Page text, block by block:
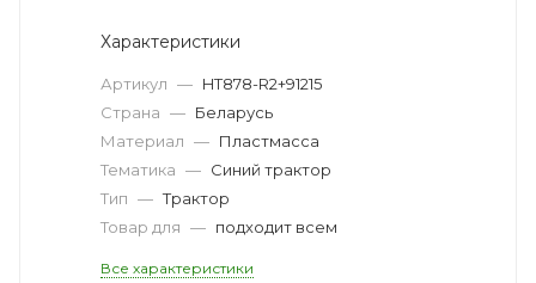
Характеристики
Артикул — HT878-R2+91215
Страна — Беларусь
Материал — Пластмасса
Тематика — Синий трактор
Тип — Трактор
Товар для — подходит всем
Все характеристики